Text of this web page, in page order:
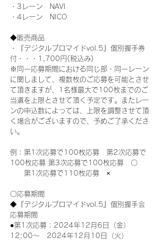
・3レーン　NAVI
・4レーン　NICO
◆販売商品
・『デジタルブロマイドvol.5』個別握手券
付・・・1,700円(税込み)
※同一応募期間における同じ部・同一レーン
に関しまして、複数枚のご応募を可能とさせ
て頂きますが、1名様最大で100枚までのご
当選を上限とさせて頂く予定です。またレー
ンの申込数によっては、上限を調整させて頂
く場合がございますので、予めご了承くださ
い。
例：第1次応募で100枚応募　第2次応募で
100枚応募 第3次応募で100枚応募　〇
第1次応募で110枚応募　×
〇応募期間
◆『デジタルブロマイドvol.5』個別握手会
応募期間
●第1次応募：2024年12月6日（金）
12:00～　2024年12月10日（火）